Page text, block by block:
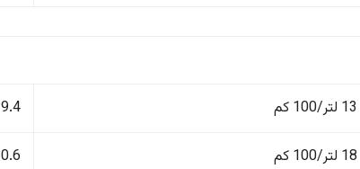
13 لتر/100 كم 9.4 لتر/100 كم
18 لتر/100 كم 10.6 لتر/